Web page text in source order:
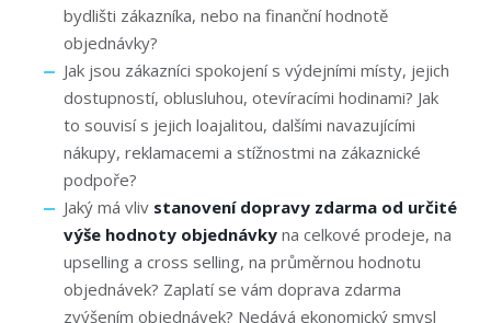
bydlišti zákazníka, nebo na finanční hodnotě
objednávky?
Jak jsou zákazníci spokojení s výdejními místy, jejich
dostupností, oblusluhou, otevíracími hodinami? Jak
to souvisí s jejich loajalitou, dalšími navazujícími
nákupy, reklamacemi a stížnostmi na zákaznické
podpoře?
Jaký má vliv stanovení dopravy zdarma od určité
výše hodnoty objednávky na celkové prodeje, na
upselling a cross selling, na průměrnou hodnotu
objednávek? Zaplatí se vám doprava zdarma
zvýšením objednávek? Nedává ekonomický smysl